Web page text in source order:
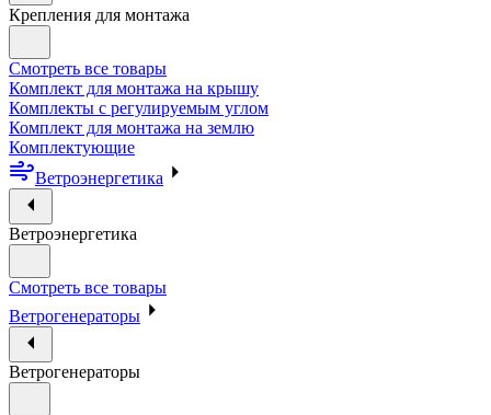
Крепления для монтажа
Смотреть все товары
Комплект для монтажа на крышу
Комплекты с регулируемым углом
Комплект для монтажа на землю
Комплектующие
Ветроэнергетика
Ветроэнергетика
Смотреть все товары
Ветрогенераторы
Ветрогенераторы